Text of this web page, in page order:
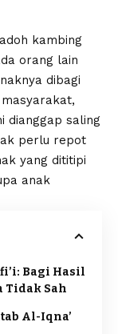
kambing
orang lain
dibagi
dianggap saling
perlu repot
yang dititipi
anak
Bagi Hasil
Tidak Sah
Al-Iqna’